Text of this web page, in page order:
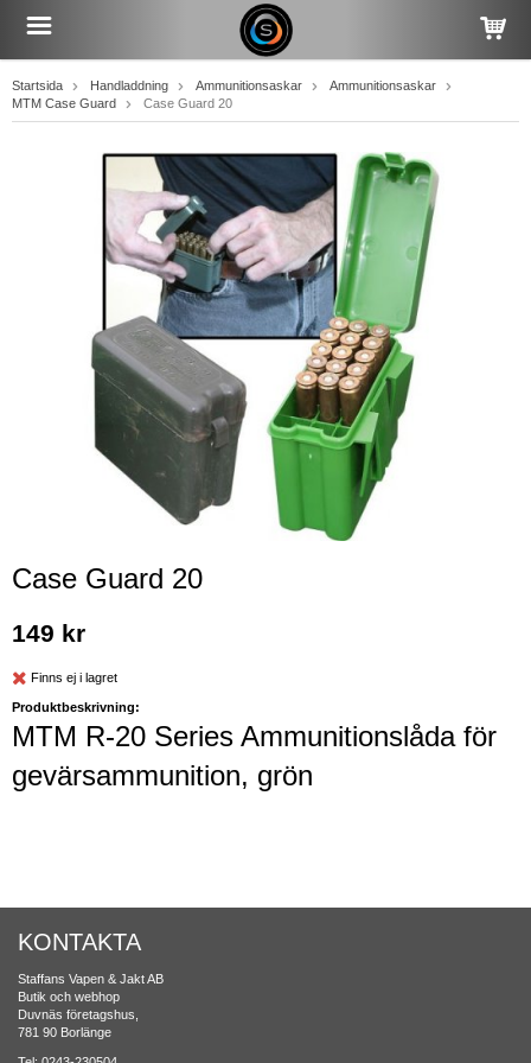
Startsida Handladdning Ammunitionsaskar
Ammunitionsaskar
MTM Case Guard
Case Guard 20
Case Guard 20
149 kr
Finns ej i lagret
Produktbeskrivning:
MTM R-20 Series Ammunitionslåda för
gevärsammunition, grön
KONTAKTA
Staffans Vapen & Jakt AB
Butik och webhop
Duvnäs företagshus,
781 90 Borlänge